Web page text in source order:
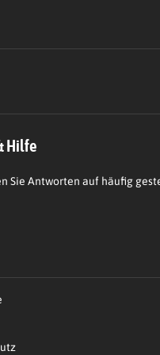
Hilfe
Sie Antworten auf häufig